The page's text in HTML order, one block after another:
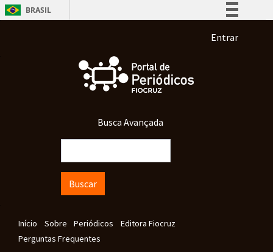
Pular para o conteúdo principal
BRASIL
Participe
Acesso à informação
Menu de
Entrar
Busca Avançada
Navegação principal
Início Sobre Periódicos
Editora Fiocruz
Perguntas Frequentes